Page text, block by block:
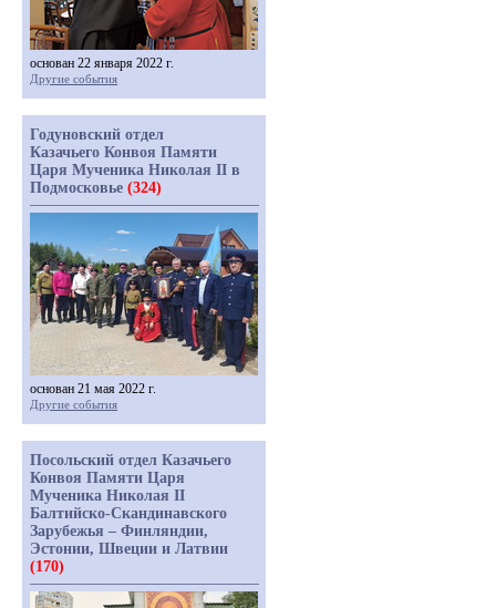
основан 22 января 2022 г.
Другие события
Годуновский отдел
Казачьего Конвоя Памяти
Царя Мученика Николая II в
Подмосковье (324)
основан 21 мая 2022 г.
Другие события
Посольский отдел Казачьего
Конвоя Памяти Царя
Мученика Николая II
Балтийско-Скандинавского
Зарубежья – Финляндии,
Эстонии, Швеции и Латвии
(170)